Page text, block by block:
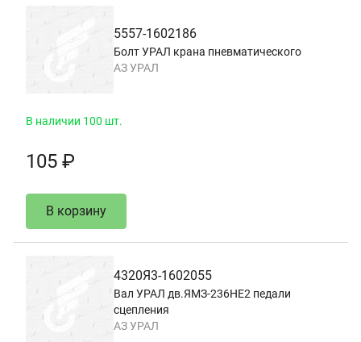
5557-1602186
Болт УРАЛ крана пневматического
АЗ УРАЛ
В наличии 100 шт.
105 ₽
В корзину
4320Я3-1602055
Вал УРАЛ дв.ЯМЗ-236НЕ2 педали
сцепления
АЗ УРАЛ